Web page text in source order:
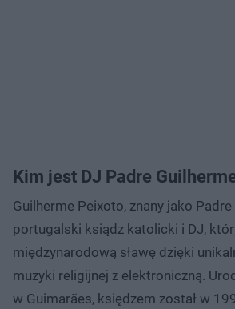
Kim jest DJ Padre
Guilherme Peixoto, znany jako
portugalski ksiądz katolicki i DJ,
międzynarodową sławę dzięki
muzyki religijnej z elektroniczną.
w Guimarães, księdzem został w